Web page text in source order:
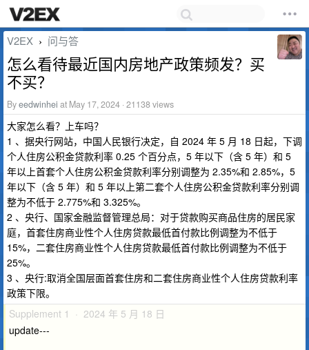
V2EX › 问与答
怎么看待最近国内房地产政策频发？买
不买？
Byeedwinhei at May 17, 2024 · 21138 views
大家怎么看？上车吗？
1 、据央行网站，中国人民银行决定，自 2024 年 5 月 18 日起，下调
个人住房公积金贷款利率 0.25 个百分点，5 年以下（含 5 年）和 5
年以上首套个人住房公积金贷款利率分别调整为 2.35%和 2.85%，5
年以下（含 5 年）和 5 年以上第二套个人住房公积金贷款利率分别调
整为不低于 2.775%和 3.325%。
2 、央行、国家金融监督管理总局：对于贷款购买商品住房的居民家
庭，首套住房商业性个人住房贷款最低首付款比例调整为不低于
15%，二套住房商业性个人住房贷款最低首付款比例调整为不低于
25%。
3 、央行:取消全国层面首套住房和二套住房商业性个人住房贷款利率
政策下限。
Supplement 1 · 2024 年 5 月 18 日
update---